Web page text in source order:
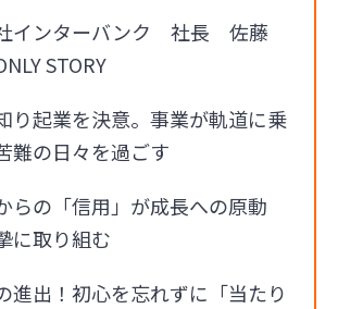
インターバンク 社長 佐藤
STORY
り起業を決意。事業が軌道に乗
難の日々を過ごす
らの「信用」が成長への原動
に取り組む
進出！初心を忘れずに「当たり